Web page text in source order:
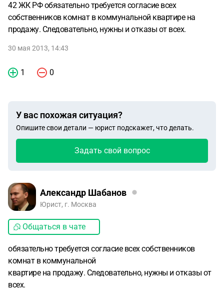
42 ЖК РФ обязательно требуется согласие всех
собственников комнат в коммунальной квартире на
продажу. Следовательно, нужны и отказы от всех.
30 мая 2013, 14:43
1 0
У вас похожая ситуация?
Опишите свои детали — юрист подскажет, что делать.
Задать свой вопрос
Александр Шабанов
Юрист, г. Москва
Общаться в чате
обязательно требуется согласие всех собственников
комнат в коммунальной
квартире на продажу. Следовательно, нужны и отказы от
всех.